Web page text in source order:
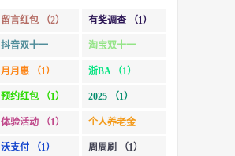
留言红包 （2） 有奖调查 （1）
抖音双十一
（1）
淘宝双十一
（2）
月月惠 （1） 浙BA （1）
预约红包 （1） 2025 （1）
体验活动 （1） 个人养老金
（1）
沃支付 （1） 周周刷 （1）